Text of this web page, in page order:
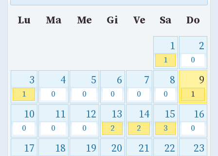
Lu Ma Me Gi Ve Sa
Do
1
1
2
0
3
1
4
0
5
0
6
0
7
0
8
0
9
1
10
0
11
0
12
0
13
2
14
2
15
3
16
0
17 18 19 20 21 22 23